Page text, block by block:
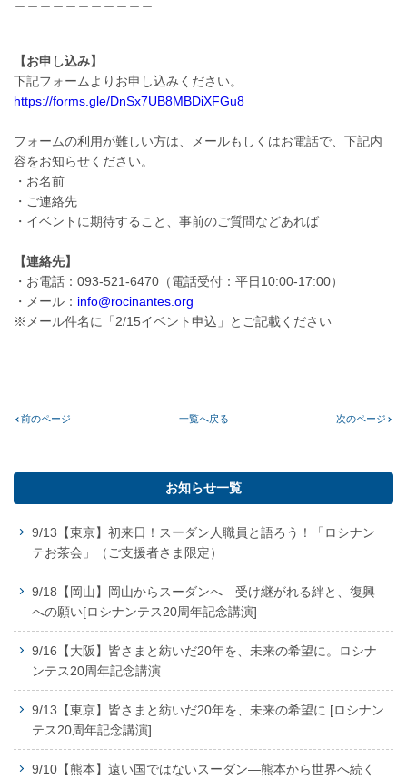
【お申し込み】
下記フォームよりお申し込みください。
https://forms.gle/DnSx7UB8MBDiXFGu8
フォームの利用が難しい方は、メールもしくはお電話で、下記内
容をお知らせください。
・お名前
・ご連絡先
・イベントに期待すること、事前のご質問などあれば
【連絡先】
・お電話：093-521-6470（電話受付：平日10:00-17:00）
・メール： info@rocinantes.org
※メール件名に「2/15イベント申込」とご記載ください
前のページ 一覧へ戻る 次のページ
お知らせ一覧
9/13【東京】初来日！スーダン人職員と語ろう！「ロシナン
テお茶会」（ご支援者さま限定）
9/18【岡山】岡山からスーダンへ―受け継がれる絆と、復興
への願い[ロシナンテス20周年記念講演]
9/16【大阪】皆さまと紡いだ20年を、未来の希望に。ロシナ
ンテス20周年記念講演
9/13【東京】皆さまと紡いだ20年を、未来の希望に [ロシナン
テス20周年記念講演]
9/10【熊本】遠い国ではないスーダン―熊本から世界へ続く